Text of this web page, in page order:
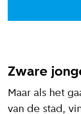
Zware
Maar als het
van de stad,